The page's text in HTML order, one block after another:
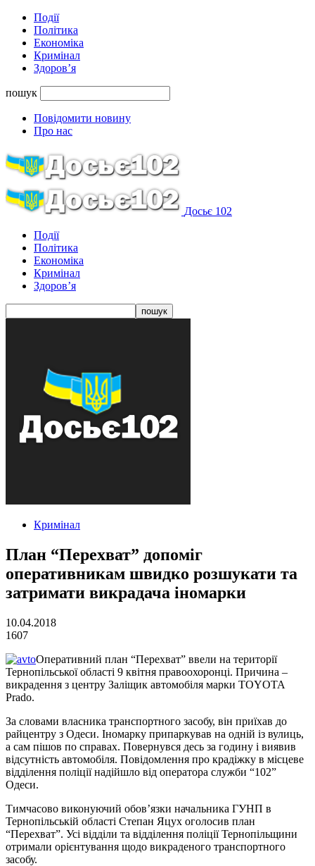
Події
Політика
Економіка
Кримінал
Здоров’я
пошук
Повідомити новину
Про нас
Досьє 102
Події
Політика
Економіка
Кримінал
Здоров’я
Кримінал
План “Перехват” допоміг
оперативникам швидко розшукати та
затримати викрадача іномарки
10.04.2018
1607
Оперативний план “Перехват” ввели на території
Тернопільської області 9 квітня правоохоронці. Причина –
викрадення з центру Заліщик автомобіля марки TOYOTA
Prado.
За словами власника транспортного засобу, він приїхав до
райцентру з Одеси. Іномарку припаркував на одній із вулиць,
а сам пішов по справах. Повернувся десь за годину і виявив
відсутність автомобіля. Повідомлення про крадіжку в місцеве
відділення поліції надійшло від оператора служби “102”
Одеси.
Тимчасово виконуючий обов’язки начальника ГУНП в
Тернопільській області Степан Яцух оголосив план
“Перехват”. Усі відділи та відділення поліції Тернопільщини
отримали орієнтування щодо викраденого транспортного
засобу.